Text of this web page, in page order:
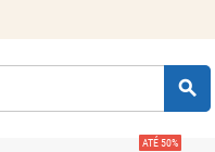
search
ATÉ 50%